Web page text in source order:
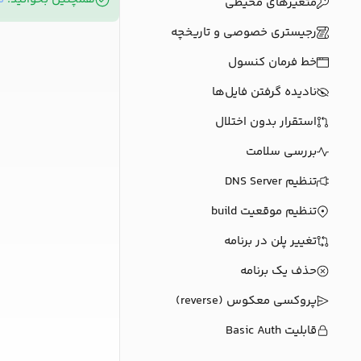
رجیستری خصوصی و تاریخچه
خط فرمان کنسول
نادیده گرفتن فایل‌ها
استقرار بدون اختلال
بررسی سلامت
تنظیم DNS Server
تنظیم موقعیت build
تغییر پلن در برنامه
حذف یک برنامه
پروکسی معکوس (reverse)
قابلیت Basic Auth